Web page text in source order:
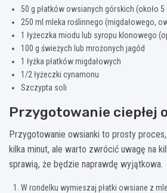
50 g płatków owsianych górskich (około 5
250 ml mleka roślinnego (migdałowego,
1 łyżeczka miodu lub syropu klonowego
100 g świeżych lub mrożonych jagód
1 łyżka płatków migdałowych
1/2 łyżeczki cynamonu
Szczypta soli
Przygotowanie ciepłej
Przygotowanie owsianki to prosty
kilka minut, ale warto zwrócić uwagę na
sprawią, że będzie naprawdę wyjątkowa.
W rondelku wymieszaj płatki owsiane z